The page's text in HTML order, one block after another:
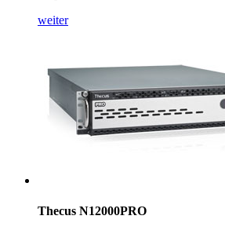
weiter
Thecus N12000PRO